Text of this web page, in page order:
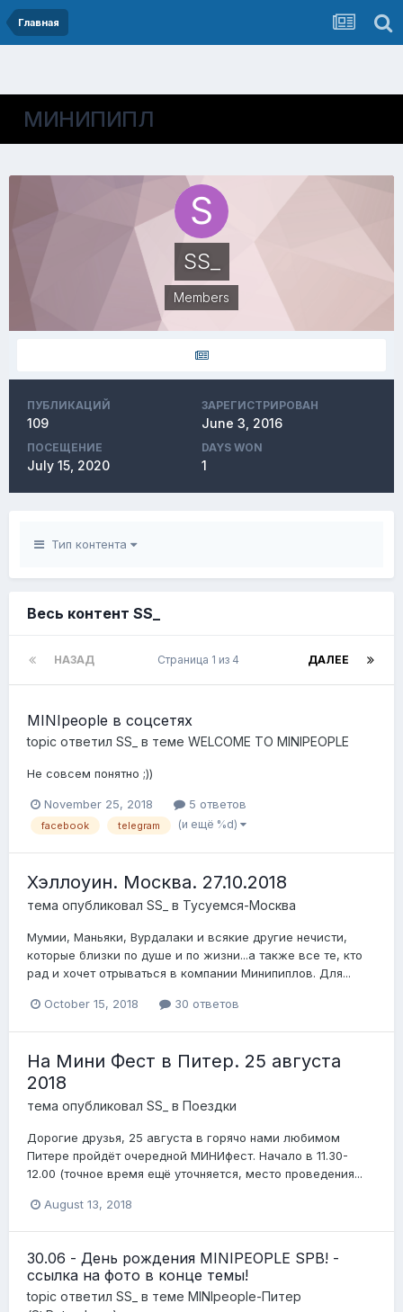
Главная
МИНИПИПЛ
SS_
Members
ПУБЛИКАЦИЙ
109
ЗАРЕГИСТРИРОВАН
June 3, 2016
ПОСЕЩЕНИЕ
July 15, 2020
DAYS WON
1
Тип контента
Весь контент SS_
НАЗАД ДАЛЕЕ
Страница 1 из 4
MINIpeople в соцсетях
topic ответил SS_ в теме WELCOME TO MINIPEOPLE
Не совсем понятно ;))
November 25, 2018 5 ответов
facebook telegram (и ещё %d)
Хэллоуин. Москва. 27.10.2018
тема опубликовал SS_ в Тусуемся-Москва
Мумии, Маньяки, Вурдалаки и всякие другие нечисти,
которые близки по душе и по жизни...а также все те, кто
рад и хочет отрываться в компании Минипиплов. Для...
October 15, 2018 30 ответов
На Мини Фест в Питер. 25 августа
2018
тема опубликовал SS_ в Поездки
Дорогие друзья, 25 августа в горячо нами любимом
Питере пройдёт очередной МИНИфест. Начало в 11.30-
12.00 (точное время ещё уточняется, место проведения...
August 13, 2018
30.06 - День рождения MINIPEOPLE SPB! -
ссылка на фото в конце темы!
topic ответил SS_ в теме MINIpeople-Питер